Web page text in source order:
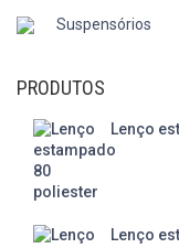
Suspensórios
PRODUTOS
Lenço
Lenço